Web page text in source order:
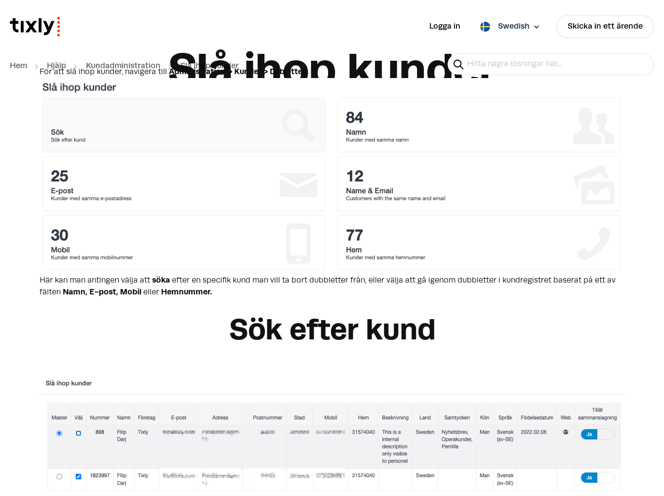
Logga in Swedish Skicka in ett ärende
Hem Hjälp Kundadministration Slå ihop kunder
Slå ihop kunder
För att slå ihop kunder, navigera till Administration > Kunder > Dubletter.
Här kan man antingen välja att söka efter en specifik kund man vill ta bort dubbletter från, eller välja att gå igenom dubbletter i kundregistret baserat på ett av
fälten Namn, E-post, Mobil eller Hemnummer.
Sök efter kund